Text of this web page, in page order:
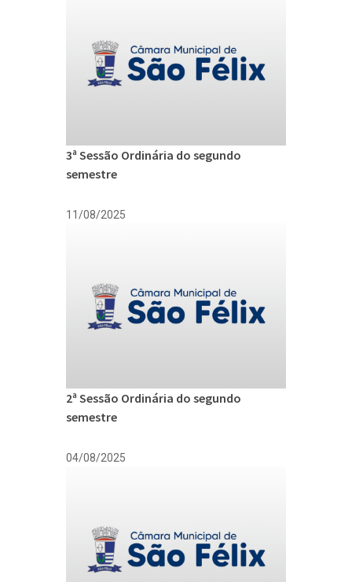
3ª Sessão Ordinária do segundo
semestre
11/08/2025
2ª Sessão Ordinária do segundo
semestre
04/08/2025